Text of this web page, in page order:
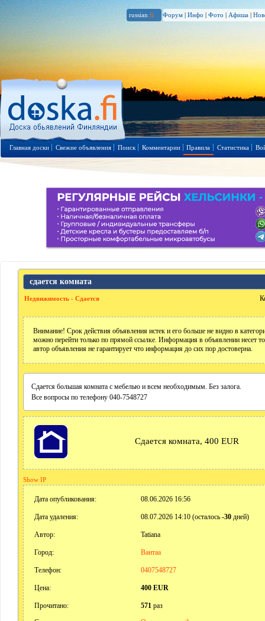
russian .fi Форум | Инфо | Фото | Афиша |
Главная доски Свежие объявления Поиск Комментарии Правила Статистика
сдается комната
Недвижимость - Сдается
Внимание! Срок действия объявления истек и его больше не видно в
можно перейти только по прямой ссылке. Информация в объявлении несет
автор объявления не гарантирует что информация до сих пор достоверна.
Сдается большая комната с мебелью и всем необходимым. Без залога.
Все вопросы по телефону 040-7548727
Сдается комната, 400 EUR
Show IP
Дата опубликования: 08.06.2026 16:56
Дата удаления: 08.07.2026 14:10 (осталось -30дней)
Автор: Tatiana
Город: Вантаа
Телефон: 0407548727
Цена: 400 EUR
Прочитано: 571раз